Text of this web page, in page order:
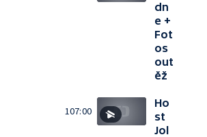
dn
e +
Fot
os
out
ěž
107:00
Ho
st
Jol